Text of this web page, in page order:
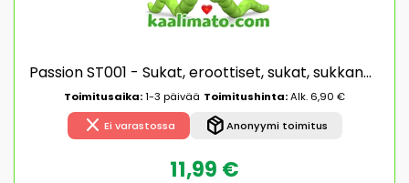
Passion ST001 - Sukat, eroottiset, sukat, sukkanauhaliivi, laadukas, juhlavat
Toimitusaika:1-3 päivää Toimitushinta:Alk. 6,90 €
close Ei varastossa package_2Anonyymi toimitus
11,99 €